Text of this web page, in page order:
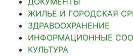
ЖИЛЬЕ И ГОРОДСКАЯ
ЗДРАВООХРАНЕНИЕ
ИНФОРМАЦИОННЫЕ
КУЛЬТУРА